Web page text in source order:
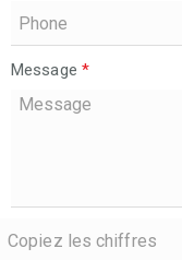
Message *